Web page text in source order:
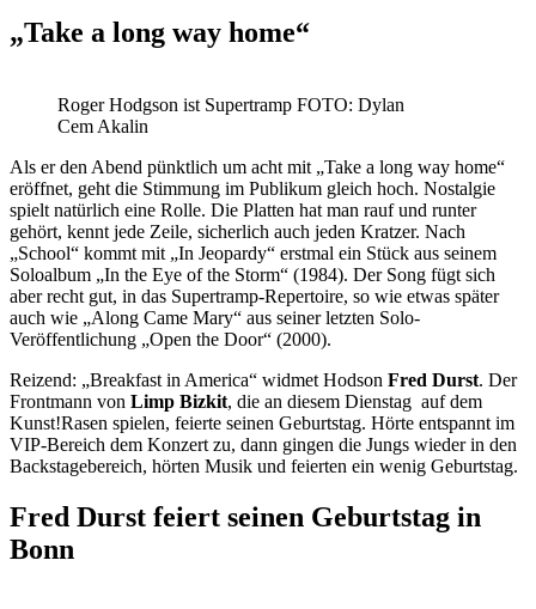
„Take a long way home“
Roger Hodgson ist Supertramp FOTO: Dylan
Cem Akalin
Als er den Abend pünktlich um acht mit „Take a long way home“
eröffnet, geht die Stimmung im Publikum gleich hoch. Nostalgie
spielt natürlich eine Rolle. Die Platten hat man rauf und runter
gehört, kennt jede Zeile, sicherlich auch jeden Kratzer. Nach
„School“ kommt mit „In Jeopardy“ erstmal ein Stück aus seinem
Soloalbum „In the Eye of the Storm“ (1984). Der Song fügt sich
aber recht gut, in das Supertramp-Repertoire, so wie etwas später
auch wie „Along Came Mary“ aus seiner letzten Solo-
Veröffentlichung „Open the Door“ (2000).
Reizend: „Breakfast in America“ widmet Hodson Fred Durst. Der
Frontmann von Limp Bizkit, die an diesem Dienstag auf dem
Kunst!Rasen spielen, feierte seinen Geburtstag. Hörte entspannt im
VIP-Bereich dem Konzert zu, dann gingen die Jungs wieder in den
Backstagebereich, hörten Musik und feierten ein wenig Geburtstag.
Fred Durst feiert seinen Geburtstag in
Bonn